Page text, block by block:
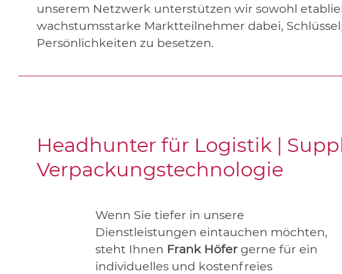
unserem Netzwerk unterstützen wir sowohl
wachstumsstarke Marktteilnehmer dabei,
Persönlichkeiten zu besetzen.
Headhunter für Logistik |
Verpackungstechnologie
Wenn Sie tiefer in unsere
Dienstleistungen eintauchen möchten,
steht Ihnen Frank Höfer gerne für ein
individuelles und kostenfreies